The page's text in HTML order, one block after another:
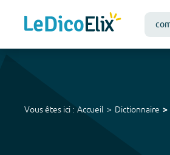
Vous êtes ici : Accueil Dictionnaire